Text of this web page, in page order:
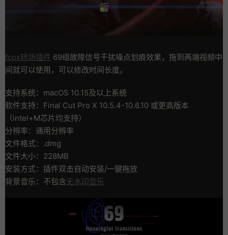
fcpx转场插件 69组故障信号干扰噪点划痕效果，拖到两端视频中
间就可以使用，可以修改时间长度。
支持系统：macOS 10.15及以上系统
软件支持：Final Cut Pro X 10.5.4-10.6.10 或更高版本
（intel+M芯片均支持）
分辨率：通用分辨率
文件格式：.dmg
文件大小：228MB
安装方式：插件双击自动安装/一键拖放
背景音乐：不包含无水印音乐